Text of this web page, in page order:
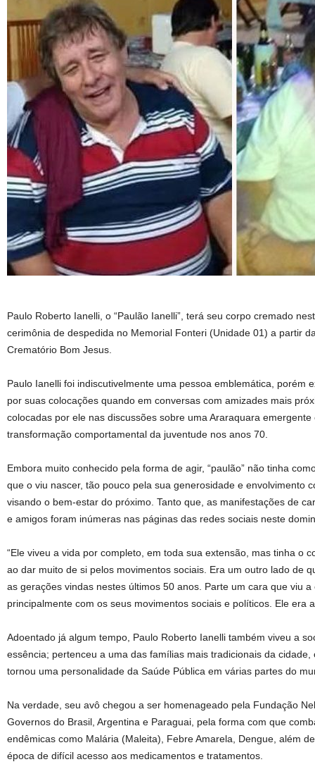
Paulo Roberto Ianelli, o “Paulão Ianelli”, terá seu corpo cremado
cerimônia de despedida no Memorial Fonteri (Unidade 01) a partir
Crematório Bom Jesus.
Paulo Ianelli foi indiscutivelmente uma pessoa emblemática, porém
por suas colocações quando em conversas com amizades mais
colocadas por ele nas discussões sobre uma Araraquara
transformação comportamental da juventude nos anos 70.
Embora muito conhecido pela forma de agir, “paulão” não tinha
que o viu nascer, tão pouco pela sua generosidade e envolvimento
visando o bem-estar do próximo. Tanto que, as manifestações de
e amigos foram inúmeras nas páginas das redes sociais neste
“Ele viveu a vida por completo, em toda sua extensão, mas tinha o
ao dar muito de si pelos movimentos sociais. Era um outro lado de
as gerações vindas nestes últimos 50 anos. Parte um cara que viu
principalmente com os seus movimentos sociais e políticos. Ele era
Adoentado já algum tempo, Paulo Roberto Ianelli também viveu a
essência; pertenceu a uma das famílias mais tradicionais da cidade,
tornou uma personalidade da Saúde Pública em várias partes do
Na verdade, seu avô chegou a ser homenageado pela Fundação
Governos do Brasil, Argentina e Paraguai, pela forma com que
endêmicas como Malária (Maleita), Febre Amarela, Dengue, além
época de difícil acesso aos medicamentos e tratamentos.